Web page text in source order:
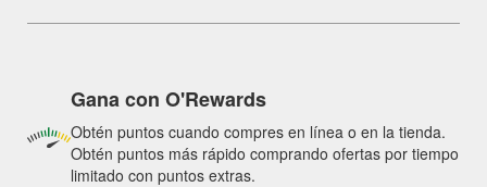
Gana con O'Rewards
Obtén puntos cuando compres en línea o en la tienda.
Obtén puntos más rápido comprando ofertas por tiempo
limitado con puntos extras.